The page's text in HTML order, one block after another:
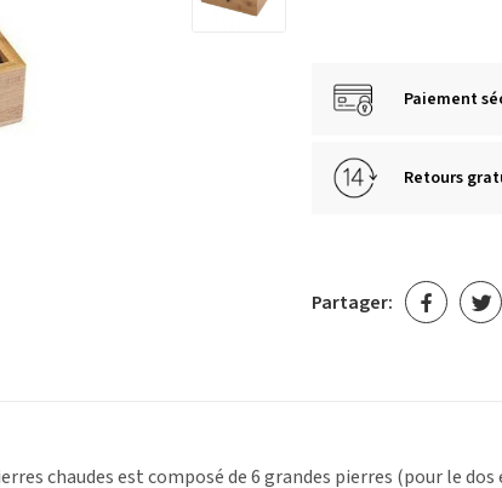
Paiement
Retours
Partager:
chaudes est composé de 6 grandes pierres (pour le